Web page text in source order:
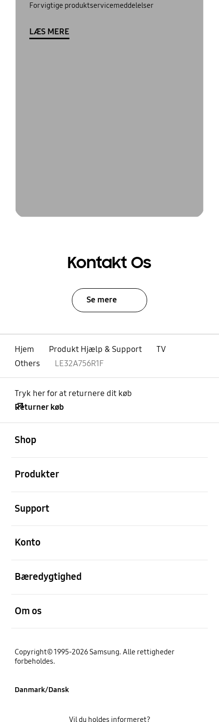
For vigtige produktservicemeddelelser
LÆS MERE
Kontakt Os
Se mere
Hjem Produkt Hjælp & Support
TV
Others
LE32A756R1F
Tryk her for at returnere dit køb
Returner køb
Shop
Produkter
Support
Konto
Bæredygtighed
Om os
Copyright© 1995-2026 Samsung. Alle rettigheder
forbeholdes.
Danmark/Dansk
Vil du holdes informeret?